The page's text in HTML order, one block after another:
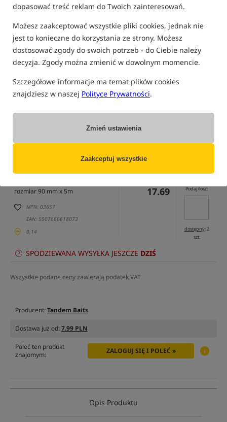
dopasować treść reklam do Twoich zainteresowań.
Możesz zaakceptować wszystkie pliki cookies, jednak nie
jest to konieczne do korzystania ze strony. Możesz
dostosować zgody do swoich potrzeb - do Ciebie należy
decyzja. Zgody można zmienić w dowolnym momencie.
Szczegółowe informacje ma temat plików cookies
znajdziesz w naszej Polityce Prywatności.
Zmień ustawienia
Zaakceptuj wszystkie
tylko produkty na"naszym magazynie"
(część opcji mogła zostać ukryta przez wybrany sposób filtrowania)
MPN: 03930
rozmiar 90 mm x 5m
MPN: 03657
EAN: 5907666618073
0,14
17.69 Podaj ilość:
dostępny: 2
szt.
SPODZIEWANA WYSYŁKA JESZCZE DZIŚ
Wszystkie podane ceny zawierają podatek VAT
Producent:Tandem Baits
Dostawa już od:7.99 PLN
Poleć ten produkt
znajomym:
ZALOGUJ SIĘ I POLEĆ »
Opis Produktu